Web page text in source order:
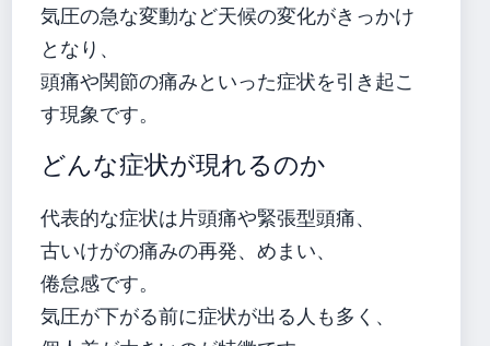
気圧の急な変動など天候の変化がきっかけ
となり、
頭痛や関節の痛みといった症状を引き起こ
す現象です。
どんな症状が現れるのか
代表的な症状は片頭痛や緊張型頭痛、
古いけがの痛みの再発、めまい、
倦怠感です。
気圧が下がる前に症状が出る人も多く、